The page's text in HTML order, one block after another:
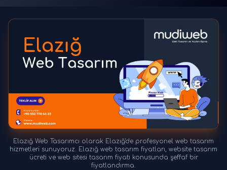
Elazığ Web Tasarımcı olarak Elazığ'de profesyonel web tasarım
hizmetleri sunuyoruz. Elazığ web tasarım fiyatları, website tasarım
ücreti ve web sitesi tasarım fiyatı konusunda şeffaf bir
fiyatlandırma.